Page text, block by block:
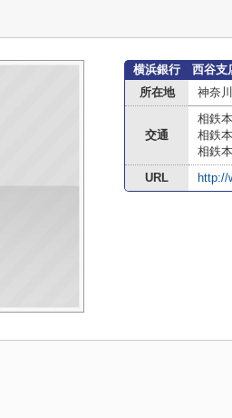
横浜銀行 西谷支
所在地
神奈
交通
相鉄
相鉄
相鉄
URL
http://